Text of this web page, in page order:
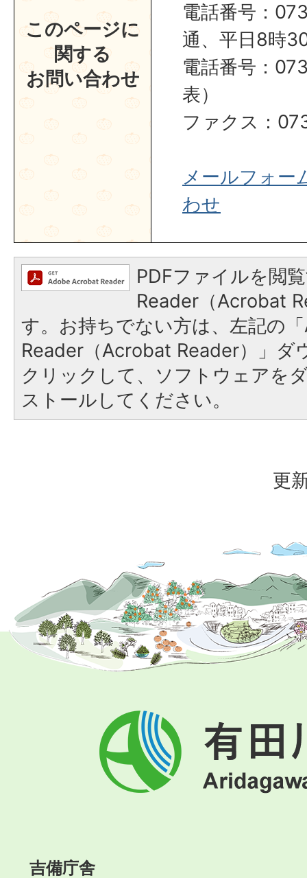
このページに
関する
お問い合わせ
電話番号：
通、平日8時
電話番号：
表）
ファクス：
メールフォー
わせ
PDFファイルを閲
Reader（Acrobat
す。お持ちでない方は、左記の
Reader（Acrobat Reader）」ダ
クリックして、ソフトウェアを
ストールしてください。
更
有
田
川
町
吉備庁舎